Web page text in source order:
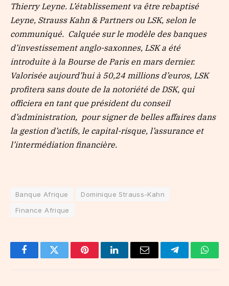
Thierry Leyne. L’établissement va être rebaptisé
Leyne, Strauss Kahn & Partners ou LSK, selon le
communiqué. Calquée sur le modèle des banques
d’investissement anglo-saxonnes, LSK a été
introduite à la Bourse de Paris en mars dernier.
Valorisée aujourd’hui à 50,24 millions d’euros, LSK
profitera sans doute de la notoriété de DSK, qui
officiera en tant que président du conseil
d’administration, pour signer de belles affaires dans
la gestion d’actifs, le capital-risque, l’assurance et
l’intermédiation financière.
Banque Afrique
Dominique Strauss-Kahn
Finance Afrique
FacebookTwitter PinterestLinkedInEmail Telegram